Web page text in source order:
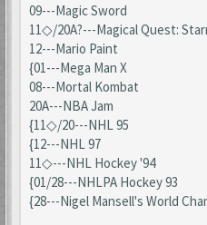
09---Magic Sword
11◇/20A?---Magical Quest:
12---Mario Paint
{01---Mega Man X
08---Mortal Kombat
20A---NBA Jam
{11◇/20---NHL 95
{12---NHL 97
11◇---NHL Hockey '94
{01/28---NHLPA Hockey 93
{28---Nigel Mansell's World